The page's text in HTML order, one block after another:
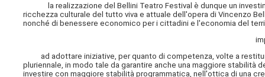
la realizzazione del Bellini Teatro Festival è dunque un
ricchezza culturale del tutto viva e attuale dell'opera di Vincenzo
nonché di benessere economico per i cittadini e l'economia del
ad adottare iniziative, per quanto di competenza, volte a
pluriennale, in modo tale da garantire anche una maggiore
investire con maggiore stabilità programmatica, nell'ottica di una